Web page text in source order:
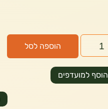
הוספה לסל
הוסף למועדפים